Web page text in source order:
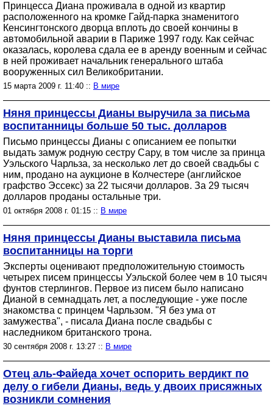
Принцесса Диана проживала в одной из квартир
расположенного на кромке Гайд-парка знаменитого
Кенсингтонского дворца вплоть до своей кончины в
автомобильной аварии в Париже 1997 году. Как сейчас
оказалась, королева сдала ее в аренду военным и сейчас
в ней проживает начальник генерального штаба
вооруженных сил Великобритании.
15 марта 2009 г. 11:40 :: В мире
Няня принцессы Дианы выручила за письма
воспитанницы больше 50 тыс. долларов
Письмо принцессы Дианы с описанием ее попытки
выдать замуж родную сестру Сару, в том числе за принца
Уэльского Чарльза, за несколько лет до своей свадьбы с
ним, продано на аукционе в Колчестере (английское
графство Эссекс) за 22 тысячи долларов. За 29 тысяч
долларов проданы остальные три.
01 октября 2008 г. 01:15 :: В мире
Няня принцессы Дианы выставила письма
воспитанницы на торги
Эксперты оценивают предположительную стоимость
четырех писем принцессы Уэльской более чем в 10 тысяч
фунтов стерлингов. Первое из писем было написано
Дианой в семнадцать лет, а последующие - уже после
знакомства с принцем Чарльзом. "Я без ума от
замужества", - писала Диана после свадьбы с
наследником британского трона.
30 сентября 2008 г. 13:27 :: В мире
Отец аль-Файеда хочет оспорить вердикт по
делу о гибели Дианы, ведь у двоих присяжных
возникли сомнения